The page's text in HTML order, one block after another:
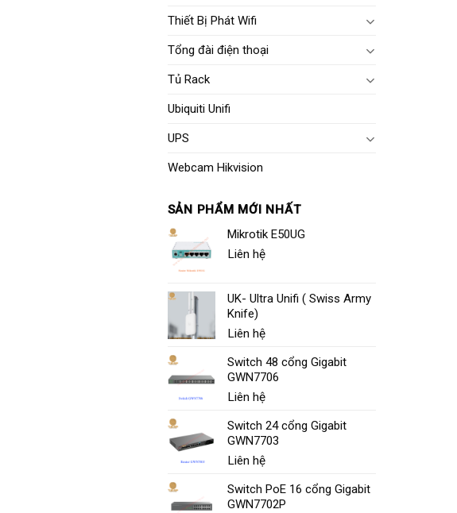
Thiết Bị Phát Wifi
Tổng đài điện thoại
Tủ Rack
Ubiquiti Unifi
UPS
Webcam Hikvision
SẢN PHẨM MỚI NHẤT
Mikrotik E50UG
Liên hệ
UK- Ultra Unifi ( Swiss Army
Knife)
Liên hệ
Switch 48 cổng Gigabit
GWN7706
Liên hệ
Switch 24 cổng Gigabit
GWN7703
Liên hệ
Switch PoE 16 cổng Gigabit
GWN7702P